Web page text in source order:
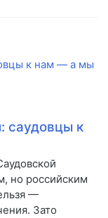
саудовцы к
но российским
—
Зато